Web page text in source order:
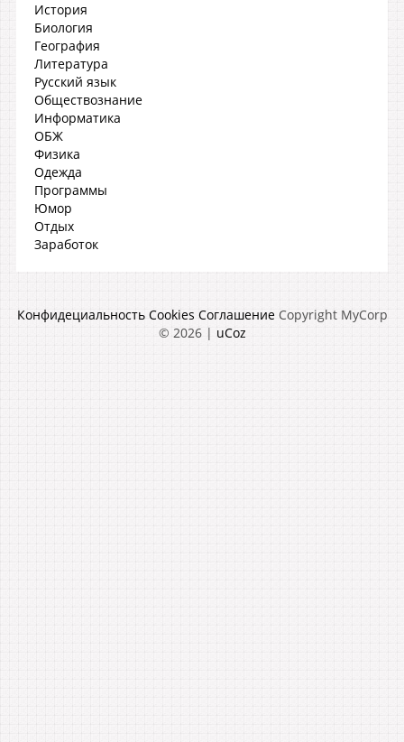
История
Биология
География
Литература
Русский язык
Обществознание
Информатика
ОБЖ
Физика
Одежда
Программы
Юмор
Отдых
Заработок
Конфидециальность Cookies Соглашение Copyright MyCorp
© 2026| uCoz